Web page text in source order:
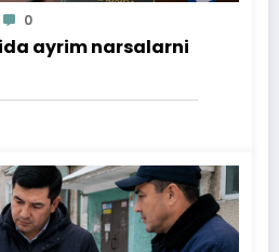
0
ayrim narsalarni